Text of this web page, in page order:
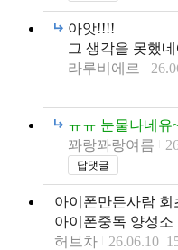
아앗!!!!
그 생각을 못했
라루비에르
ㅠㅠ 눈물나네유
꽈랑꽈랑여름
답댓글
아이폰만든사람
아이폰중독 양성소
허브차
26.06.10